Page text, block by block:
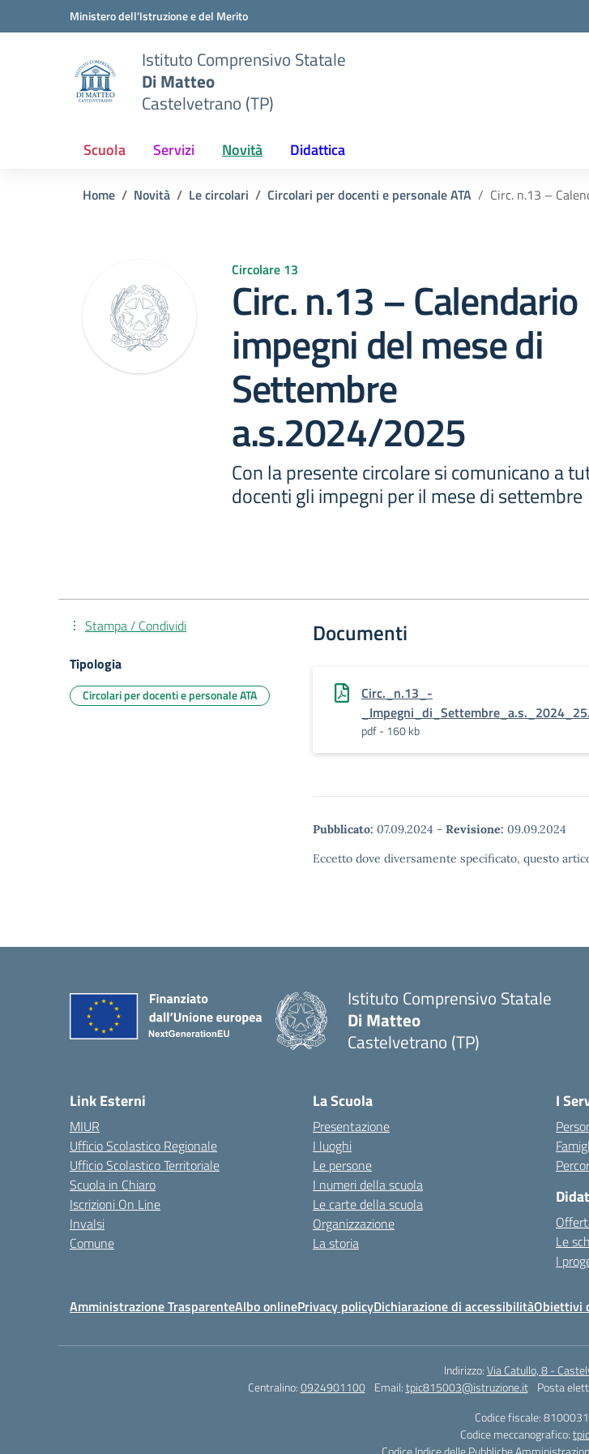
Vai ai contenuti
Vai al menu di navigazioneMinistero dell'Istruzione e del Merito
Istituto Comprensivo Statale
Di Matteo
Castelvetrano (TP)
Scuola Servizi Novità Didattica
Home Novità Le circolari Circolari per docenti e personale ATA Circ. n.13 –
Circolare 13
Circ. n.13 – Calendario
impegni del mese di
Settembre
a.s.2024/2025
Con la presente circolare si comunicano a
docenti gli impegni per il mese di settembre
Documenti
Circ._n.13_-
pdf - 160 kb
Pubblicato: 07.09.2024 - Revisione: 09.09.2024
Eccetto dove diversamente specificato, questo
Stampa / Condividi
Tipologia
Circolari per docenti e personale ATA
Istituto Comprensivo Statale
Di Matteo
Castelvetrano (TP)
Link Esterni
MIUR
Ufficio Scolastico Regionale
Ufficio Scolastico Territoriale
Scuola in Chiaro
Iscrizioni On Line
Invalsi
Comune
La Scuola
Presentazione
I luoghi
Le persone
I numeri della scuola
Le carte della scuola
Organizzazione
La storia
I
Le
I
Amministrazione TrasparenteAlbo onlinePrivacy policyDichiarazione di accessibilitàObiettivi
Indirizzo:Via Catullo, 8 -
Centralino:0924901100 Email:tpic815003@istruzione.it Posta
Codice fiscale:
Codice meccanografico: